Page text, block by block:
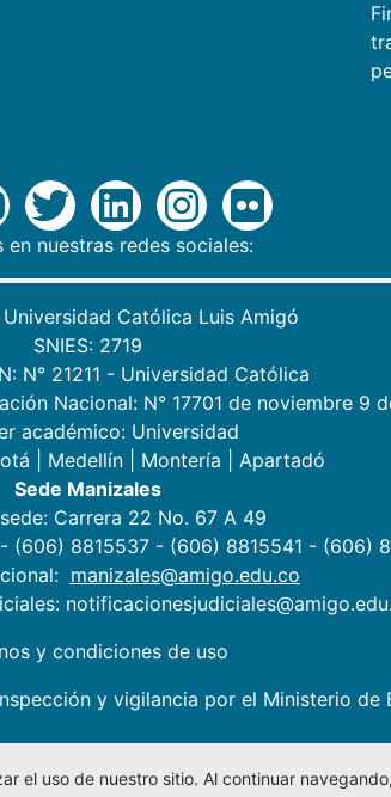
en nuestras redes sociales:
Universidad Católica Luis Amigó
SNIES: 2719
N° 21211 - Universidad Católica
Nacional: N° 17701 de noviembre 9
académico: Universidad
Medellín Montería
Apartadó
Sede Manizales
Carrera 22 No. 67 A 49
(606) 8815537 - (606) 8815541 - (606)
manizales@amigo.edu.co
y condiciones de uso
y vigilancia por el Ministerio de
el uso de nuestro sitio. Al continuar